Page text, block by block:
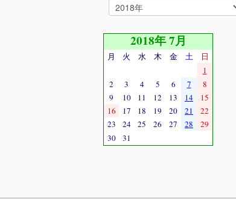
2018年 7月
月 火 水 木 金 土
日
1
2
3 4 5 6 7
8
9
10 11 12 13 14
15
16
17 18 19 20 21
22
23
24 25 26 27 28
29
30
31